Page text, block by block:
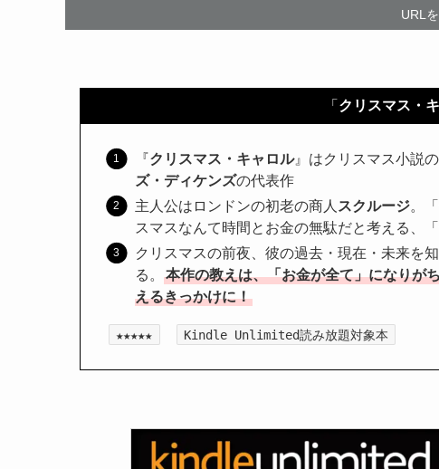
URL
「 クリスマス・
『クリスマス・キャロル』はクリスマス小説
ズ・ディケンズの代表作
主人公はロンドンの初老の商人 スクルージ。「
スマスなんて時間とお金の無駄だと考える、「
クリスマスの前夜、彼の過去・現在・未来を
る。
本作の教えは、「お金が全て」になりが
えるきっかけに！
★★★★★ Kindle Unlimited読み放題対象本